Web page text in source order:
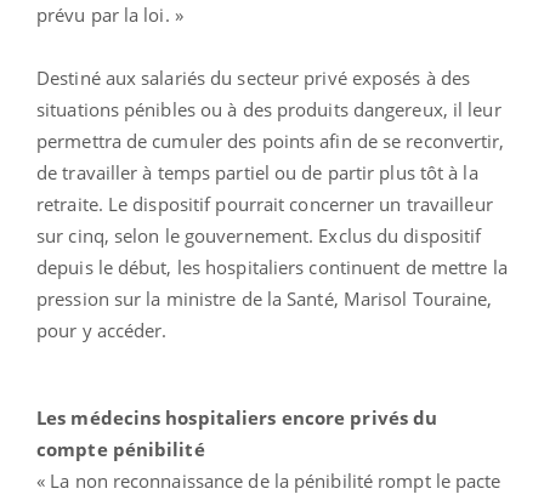
prévu par la loi. »
Destiné aux salariés du secteur privé exposés à des
situations pénibles ou à des produits dangereux, il leur
permettra de cumuler des points afin de se reconvertir,
de travailler à temps partiel ou de partir plus tôt à la
retraite. Le dispositif pourrait concerner un travailleur
sur cinq, selon le gouvernement. Exclus du dispositif
depuis le début, les hospitaliers continuent de mettre la
pression sur la ministre de la Santé, Marisol Touraine,
pour y accéder.
Les médecins hospitaliers encore privés du
compte pénibilité
« La non reconnaissance de la pénibilité rompt le pacte